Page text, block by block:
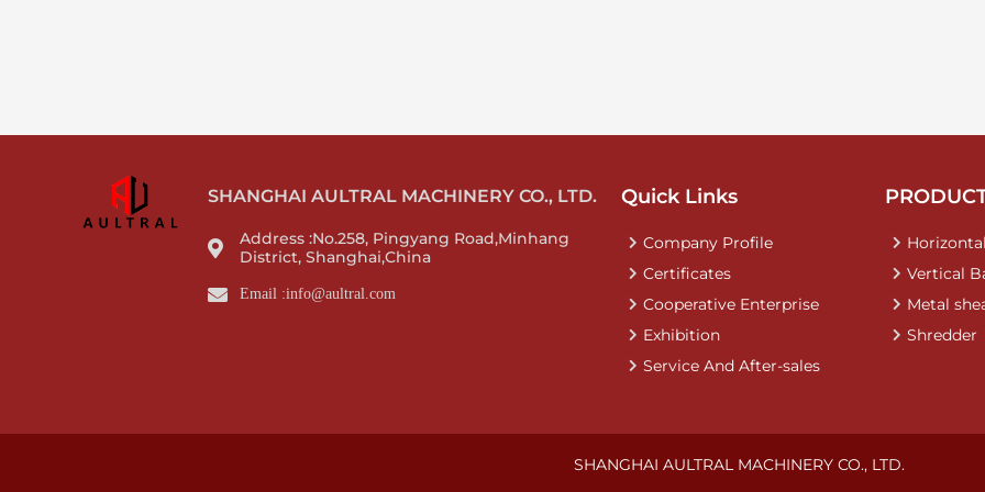
SHANGHAI AULTRAL MACHINERY CO., LTD.
Address :No.258, Pingyang Road,Minhang
District, Shanghai,China
Email :info@aultral.com
Quick Links
Company Profile
Certificates
Cooperative Enterprise
Exhibition
Service And After-sales
Vertical
Metal
Shredder
SHANGHAI AULTRAL MACHINERY CO., LTD.